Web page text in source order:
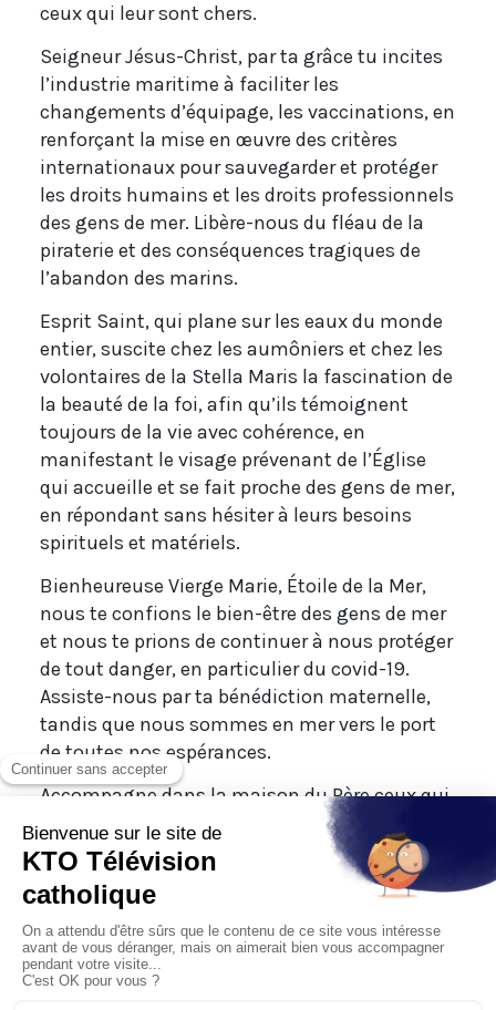
ceux qui leur sont chers.
Seigneur Jésus-Christ, par ta grâce tu incites
l’industrie maritime à faciliter les
changements d’équipage, les vaccinations, en
renforçant la mise en œuvre des critères
internationaux pour sauvegarder et protéger
les droits humains et les droits professionnels
des gens de mer. Libère-nous du fléau de la
piraterie et des conséquences tragiques de
l’abandon des marins.
Esprit Saint, qui plane sur les eaux du monde
entier, suscite chez les aumôniers et chez les
volontaires de la Stella Maris la fascination de
la beauté de la foi, afin qu’ils témoignent
toujours de la vie avec cohérence, en
manifestant le visage prévenant de l’Église
qui accueille et se fait proche des gens de mer,
en répondant sans hésiter à leurs besoins
spirituels et matériels.
Bienheureuse Vierge Marie, Étoile de la Mer,
nous te confions le bien-être des gens de mer
et nous te prions de continuer à nous protéger
de tout danger, en particulier du covid-19.
Assiste-nous par ta bénédiction maternelle,
tandis que nous sommes en mer vers le port
de toutes nos espérances.
Accompagne dans la maison du Père ceux qui
ne sont plus avec nous et apporte le réconfort
à leurs familles et à leurs amis affligés.
Amen !
Prière inspirée du Message pour le Dimanche de
la Mer (11 juillet 2021) du Dicastère pour le Service
du Développement Humain Intégral